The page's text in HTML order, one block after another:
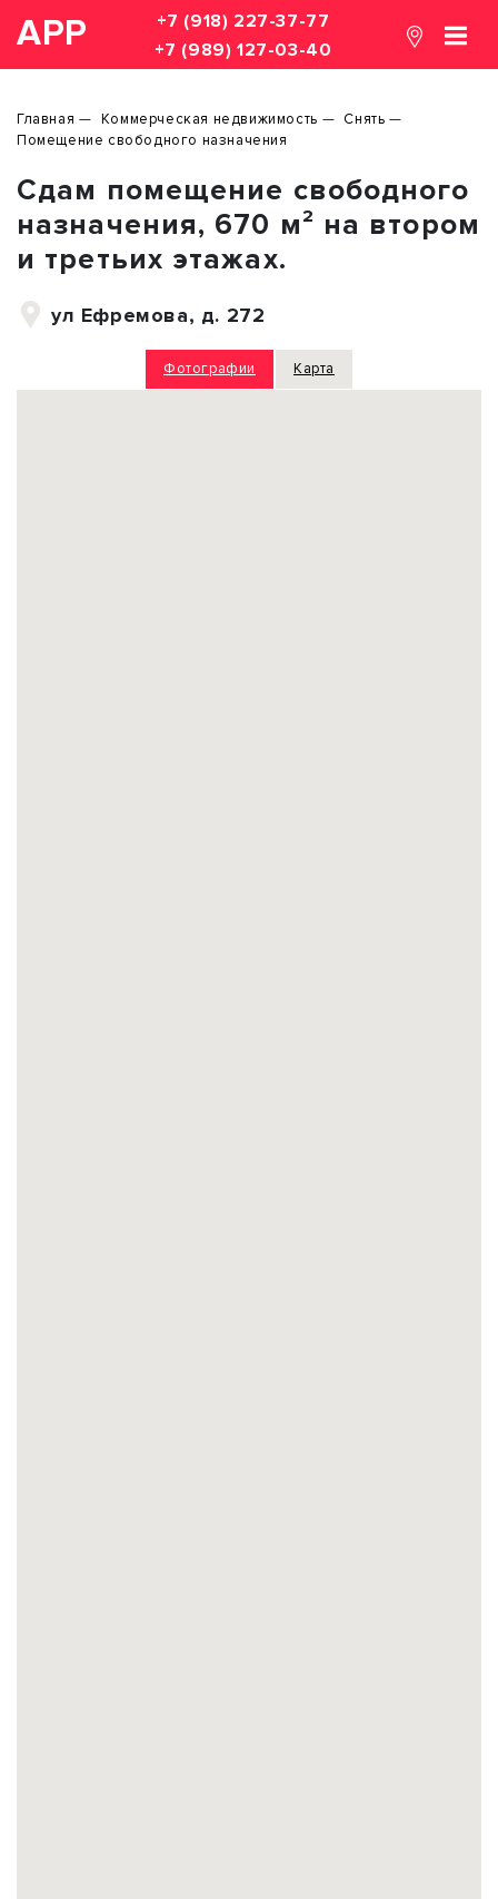
АРР
+7 (918) 227-37-77
+7 (989) 127-03-40
Главная Коммерческая недвижимость
Снять
Помещение свободного назначения
Сдам помещение свободного
назначения, 670 м² на втором
и третьих этажах.
ул Ефремова, д. 272
Фотографии Карта